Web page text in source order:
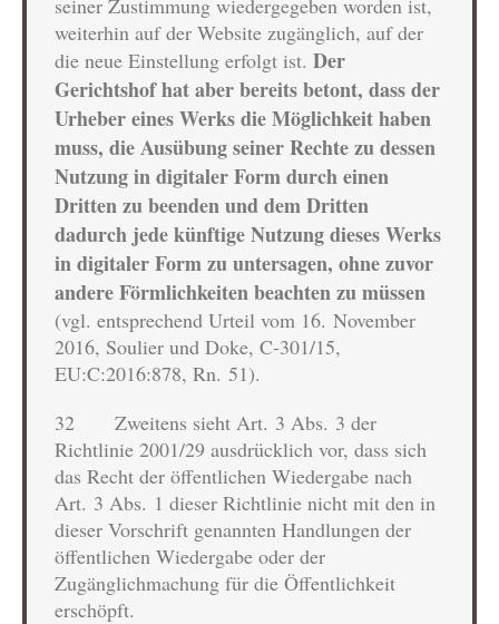
weiterhin auf der Website zugänglich, auf der
die neue Einstellung erfolgt ist. Der
Gerichtshof hat aber bereits betont, dass der
Urheber eines Werks die Möglichkeit haben
muss, die Ausübung seiner Rechte zu dessen
Nutzung in digitaler Form durch einen
Dritten zu beenden und dem Dritten
dadurch jede künftige Nutzung dieses Werks
in digitaler Form zu untersagen, ohne zuvor
andere Förmlichkeiten beachten zu müssen
(vgl. entsprechend Urteil vom 16. November
2016, Soulier und Doke, C‑301/15,
EU:C:2016:878, Rn. 51).
32 Zweitens sieht Art. 3 Abs. 3 der
Richtlinie 2001/29 ausdrücklich vor, dass sich
das Recht der öffentlichen Wiedergabe nach
Art. 3 Abs. 1 dieser Richtlinie nicht mit den in
dieser Vorschrift genannten Handlungen der
öffentlichen Wiedergabe oder der
Zugänglichmachung für die Öffentlichkeit
erschöpft.